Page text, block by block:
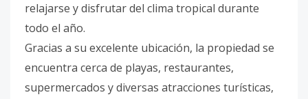
relajarse y disfrutar del clima tropical durante
todo el año.
Gracias a su excelente ubicación, la propiedad se
encuentra cerca de playas, restaurantes,
supermercados y diversas atracciones turísticas,